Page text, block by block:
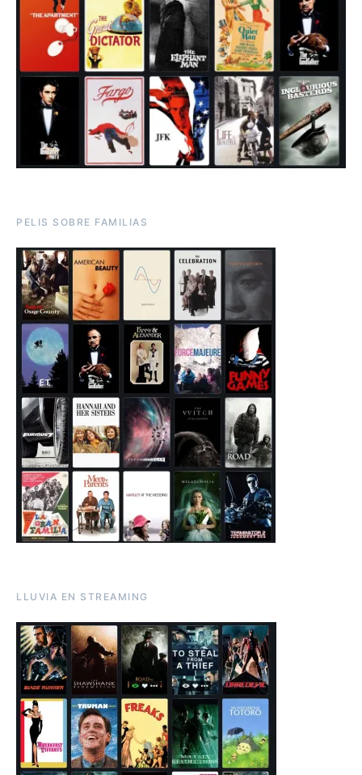
PELIS SOBRE FAMILIAS
LLUVIA EN STREAMING